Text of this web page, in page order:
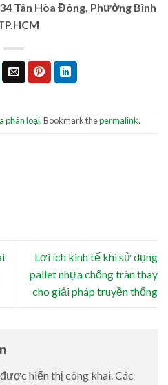
Tân Hòa Đông, Phường Bình
phân loại. Bookmark thepermalink.
Lợi ích kinh tế khi sử dụng
pallet nhựa chống tràn thay
cho giải pháp truyền thống
hiển thị công khai.Các